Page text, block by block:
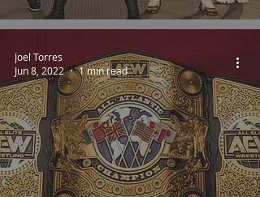
Joel Torres
Jun 8, 2022
1 min read